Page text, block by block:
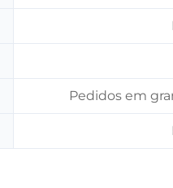
Pedidos em